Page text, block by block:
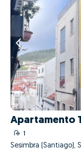
Apartamento
1
Sesimbra (Santiago),